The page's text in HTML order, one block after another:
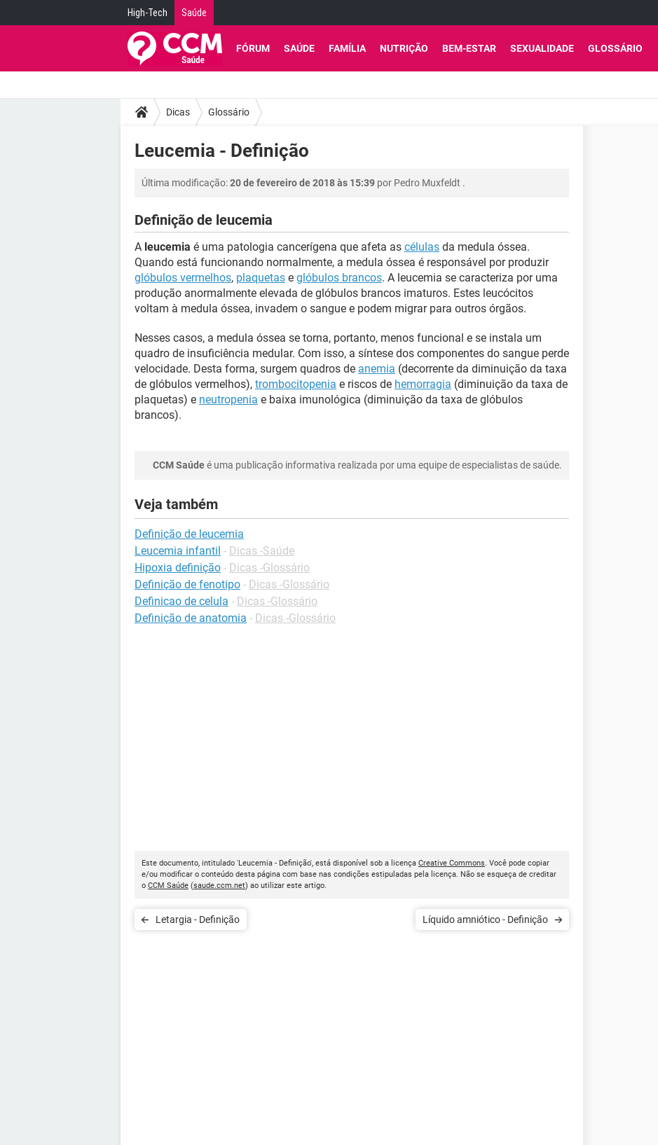
High-Tech Saúde
FÓRUM SAÚDE FAMÍLIA NUTRIÇÃO BEM-ESTAR SEXUALIDADE GLOSSÁRIO
Dicas Glossário
Leucemia - Definição
Última modificação:20 de fevereiro de 2018 às 15:39 por Pedro Muxfeldt .
Definição de leucemia
A leucemia é uma patologia cancerígena que afeta as células da medula óssea.
Quando está funcionando normalmente, a medula óssea é responsável por produzir
glóbulos vermelhos, plaquetas e glóbulos brancos. A leucemia se caracteriza por uma
produção anormalmente elevada de glóbulos brancos imaturos. Estes leucócitos
voltam à medula óssea, invadem o sangue e podem migrar para outros órgãos.
Nesses casos, a medula óssea se torna, portanto, menos funcional e se instala um
quadro de insuficiência medular. Com isso, a síntese dos componentes do sangue perde
velocidade. Desta forma, surgem quadros de anemia (decorrente da diminuição da taxa
de glóbulos vermelhos), trombocitopenia e riscos de hemorragia (diminuição da taxa de
plaquetas) e neutropenia e baixa imunológica (diminuição da taxa de glóbulos
brancos).
CCM Saúdeé uma publicação informativa realizada por uma equipe de especialistas de saúde.
Veja também
Definição de leucemia
Leucemia infantil - Dicas -Saúde
Hipoxia definição - Dicas -Glossário
Definição de fenotipo - Dicas -Glossário
Definicao de celula - Dicas -Glossário
Definição de anatomia - Dicas -Glossário
Este documento, intitulado 'Leucemia - Definição', está disponível sob a licença Creative Commons. Você pode copiar
e/ou modificar o conteúdo desta página com base nas condições estipuladas pela licença. Não se esqueça de creditar
o CCM Saúde (saude.ccm.net) ao utilizar este artigo.
Letargia - Definição Líquido amniótico - Definição